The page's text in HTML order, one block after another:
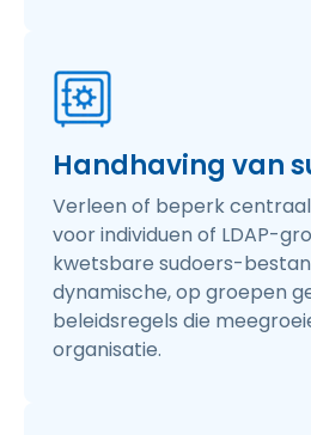
Handhaving van
Verleen of beperk
voor individuen of LDAP-
kwetsbare sudoers-
dynamische, op groepen
beleidsregels die
organisatie.